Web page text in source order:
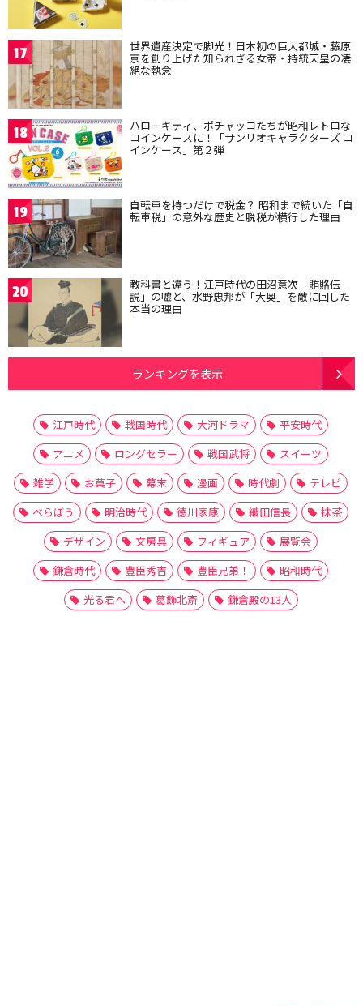
17 世界遺産決定で脚光！日本初の巨大都城・藤原
京を創り上げた知られざる女帝・持統天皇の凄
絶な執念
18 ハローキティ、ポチャッコたちが昭和レトロな
コインケースに！「サンリオキャラクターズ コ
インケース」第２弾
19 自転車を持つだけで税金？ 昭和まで続いた「自
転車税」の意外な歴史と脱税が横行した理由
20 教科書と違う！江戸時代の田沼意次「賄賂伝
説」の嘘と、水野忠邦が「大奥」を敵に回した
本当の理由
ランキングを表示
江戸時代 戦国時代 大河ドラマ
平安時代
アニメ
ロングセラー 戦国武将
スイーツ
雑学
お菓子 幕末 漫画 時代劇
テレビ
べらぼう
明治時代 徳川家康 織田信長
抹茶
デザイン
文房具 フィギュア
展覧会
鎌倉時代
豊臣秀吉 豊臣兄弟！
昭和時代
光る君へ
葛飾北斎 鎌倉殿の13人